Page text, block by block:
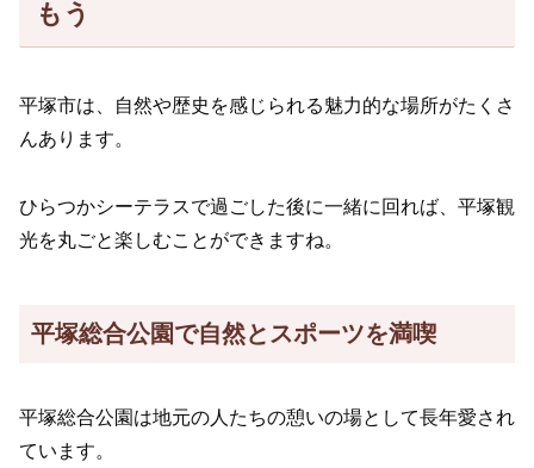
もう
平塚市は、自然や歴史を感じられる魅力的な場所がたくさ
んあります。
ひらつかシーテラスで過ごした後に一緒に回れば、平塚観
光を丸ごと楽しむことができますね。
平塚総合公園で自然とスポーツを満喫
平塚総合公園は地元の人たちの憩いの場として長年愛され
ています。